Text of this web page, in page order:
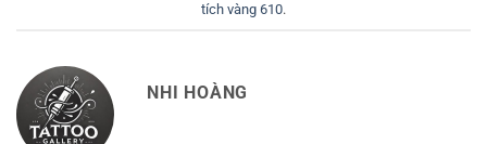
tích vàng 610.
NHI HOÀNG